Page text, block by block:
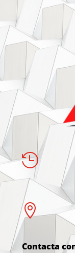


Contacta